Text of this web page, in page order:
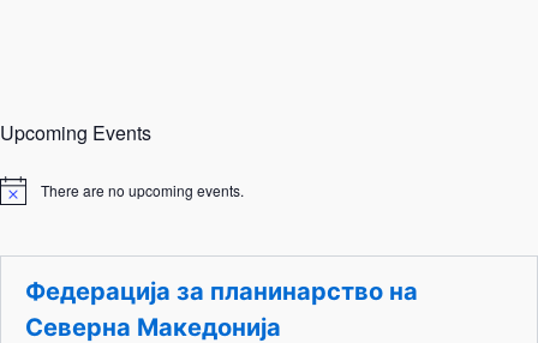
Upcoming Events
N
i
There are no upcoming events.
Федерација за планинарство на
Северна Македонија